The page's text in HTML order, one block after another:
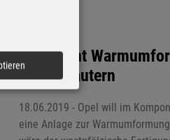
Opel plant
Kaiserslautern
18.06.2019 - Opel will im
eine Anlage zur